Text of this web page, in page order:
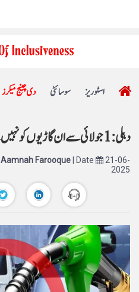
دی چینج میکرز سوسائٹی اسٹوریز
دہلی: 1 جولائی سے ان گاڑیوں کو نہیں ملے گا پٹرول- ڈیزل
Aamnah Farooque | Date
21-06-
2025